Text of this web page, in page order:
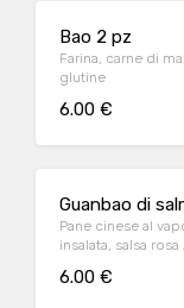
Bao 2 pz
Farina, carne di maiale,
glutine
6.00 €
Guanbao di
Pane cinese al
6.00 €